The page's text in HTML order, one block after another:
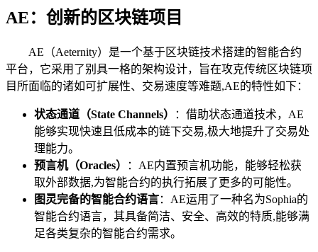
AE：创新的区块链项目
AE（Aeternity）是一个基于区块链技术搭建的智能合约
平台，它采用了别具一格的架构设计，旨在攻克传统区块链项
目所面临的诸如可扩展性、交易速度等难题,AE的特性如下：
状态通道（State Channels）
：借助状态通道技术，AE
能够实现快速且低成本的链下交易,极大地提升了交易处
理能力。
预言机（Oracles）
：AE内置预言机功能，能够轻松获
取外部数据,为智能合约的执行拓展了更多的可能性。
图灵完备的智能合约语言：AE运用了一种名为Sophia的
智能合约语言，其具备简洁、安全、高效的特质,能够满
足各类复杂的智能合约需求。